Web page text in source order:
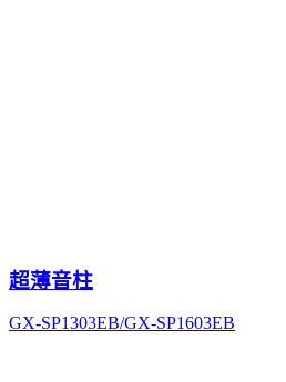
超薄音柱
GX-SP1303EB/GX-SP1603EB